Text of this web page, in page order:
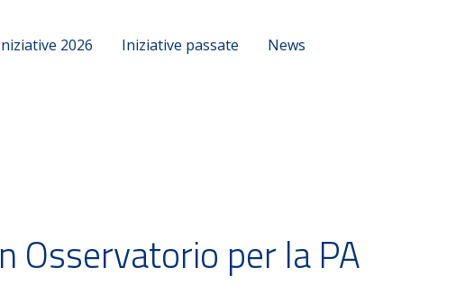
2026 Iniziative passate News
Osservatorio per la PA